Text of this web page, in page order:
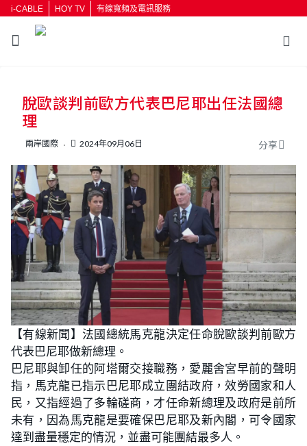
i-CABLE HOY TV 有線寬頻及電訊服務
按輸入鍵開始搜尋
脫歐談判前歐方代表巴尼耶出任法國總
理
兩岸國際 2024年09月06日 分享
【有線新聞】法國總統馬克龍決定任命脫歐談判前歐方
代表巴尼耶做新總理。
巴尼耶與卸任的阿塔爾交接職務，愛麗舍宮早前的聲明
指，馬克龍已指示巴尼耶成立團結政府，效勞國家和人
民，又指經過了多輪磋商，才任命新總理及政府是前所
未有，因為馬克龍是要確保巴尼耶及新內閣，可令國家
達到盡量穩定的情況，並盡可能團結最多人。